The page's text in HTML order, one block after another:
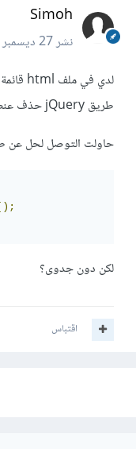
Simoh
نشر27 ديسمبر 2015
طريق jQuery حذف عنصر معين X، كيف ذلك؟
حاولت التوصل لحل عن
();
لكن دون جدوى؟
اقتباس